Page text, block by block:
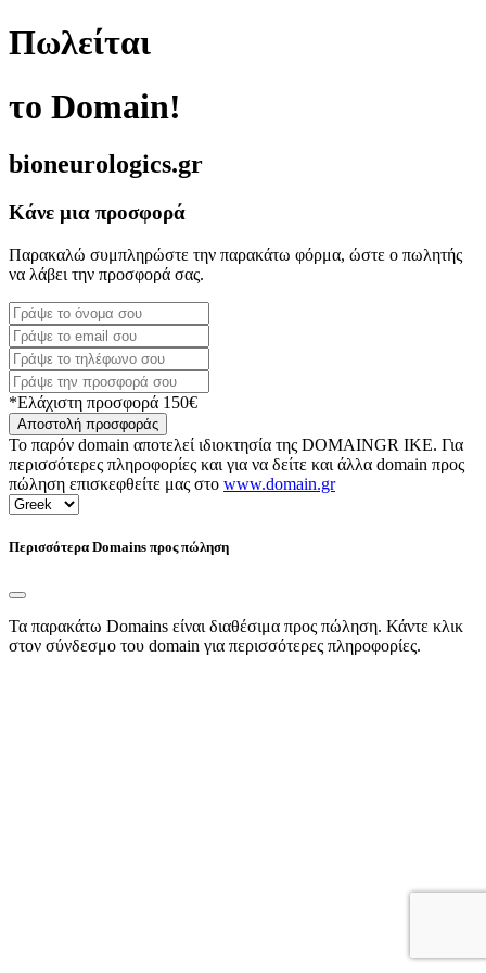
Πωλείται
το Domain!
bioneurologics.gr
Κάνε μια προσφορά
Παρακαλώ συμπληρώστε την παρακάτω φόρμα, ώστε ο πωλητής
να λάβει την προσφορά σας.
*Ελάχιστη προσφορά 150€
Αποστολή προσφοράς
Το παρόν domain αποτελεί ιδιοκτησία της DOMAINGR ΙΚΕ. Για
περισσότερες πληροφορίες και για να δείτε και άλλα domain προς
πώληση επισκεφθείτε μας στο www.domain.gr
Περισσότερα Domains προς πώληση
Τα παρακάτω Domains είναι διαθέσιμα προς πώληση. Κάντε κλικ
στον σύνδεσμο του domain για περισσότερες πληροφορίες.